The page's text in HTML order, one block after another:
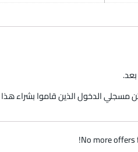
مسجلي الدخول الذين قاموا بشراء هذا
No more